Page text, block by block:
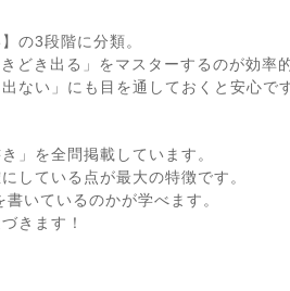
の3段階に分類。
どき出る」をマスターするのが効率的
ない」にも目を通しておくと安心で
」を全問掲載しています。
している点が最大の特徴です。
いているのかが学べます。
きます！